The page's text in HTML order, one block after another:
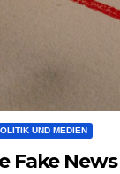
UND MEDIEN
Fake